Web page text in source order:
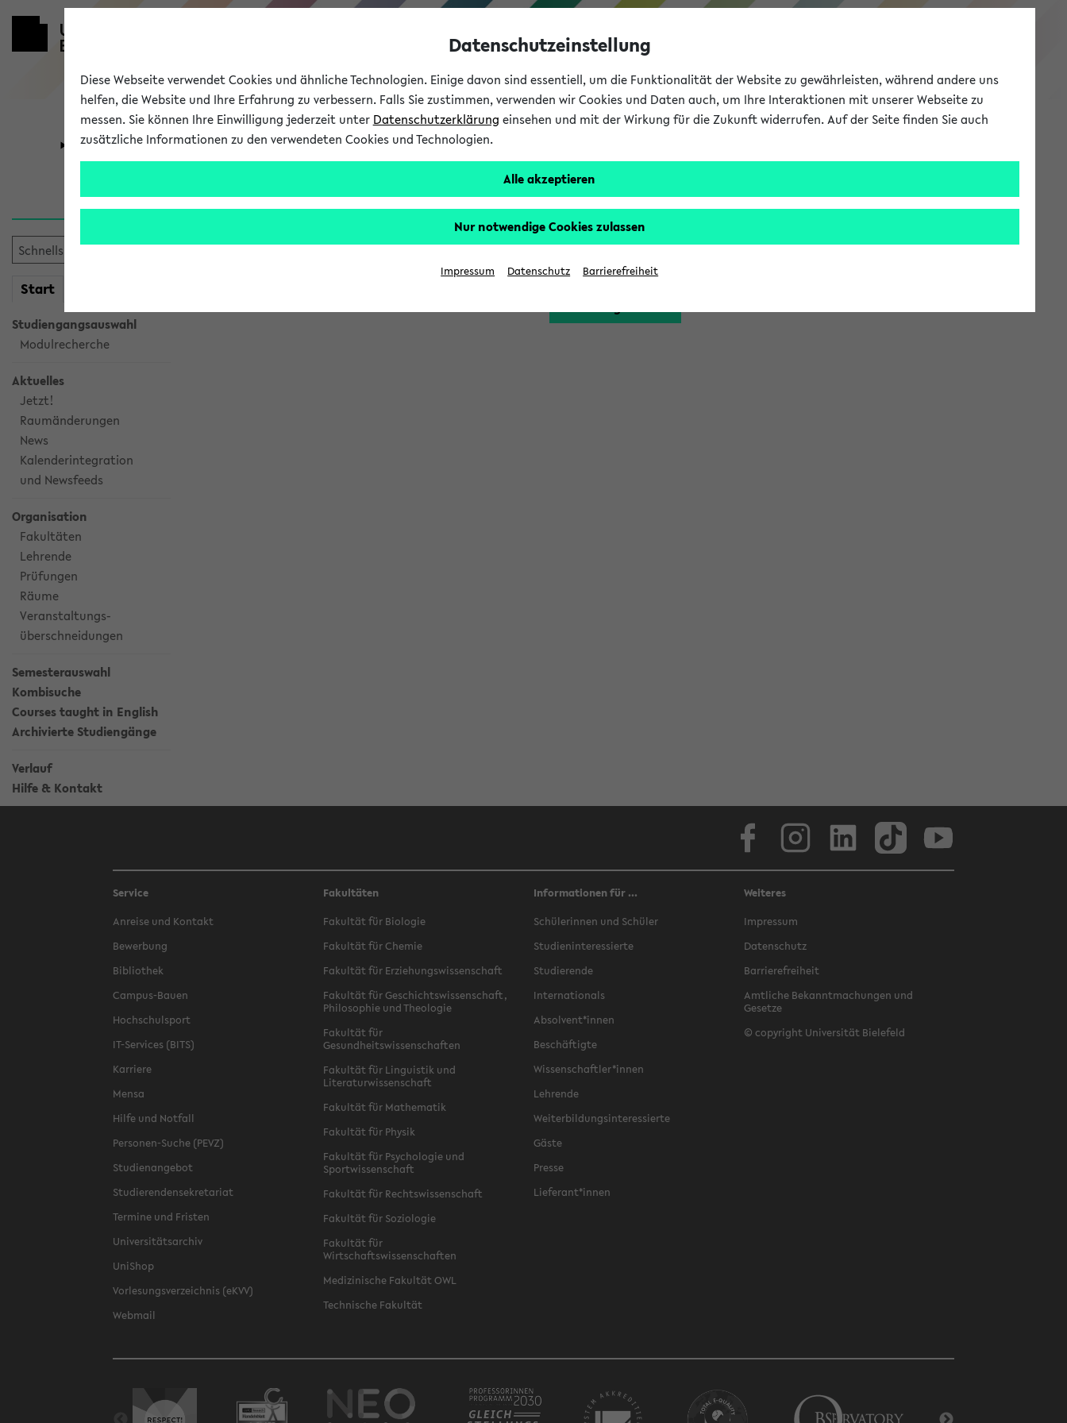
eKVV
Universität Forschung Studium
Start
Studiengangsauswahl
Modulrecherche
Aktuelles
Jetzt!
Raumänderungen
News
Kalenderintegration
und Newsfeeds
Organisation
Fakultäten
Lehrende
Prüfungen
Räume
Veranstaltungs-
überschneidungen
Semesterauswahl
Kombisuche
Courses taught in English
Archivierte Studiengänge
Verlauf
Hilfe & Kontakt
Sie möchten auf eine eKVV Funktion zugreifen, die Ihnen erst nach einer Anmeldung am System zur Verfügung steht.
Bitte melden Sie sich an:
Service
Anreise und Kontakt
Bewerbung
Bibliothek
Campus-Bauen
Hochschulsport
IT-Services (BITS)
Karriere
Mensa
Hilfe und Notfall
Personen-Suche (PEVZ)
Studienangebot
Studierendensekretariat
Termine und Fristen
Universitätsarchiv
UniShop
Vorlesungsverzeichnis (eKVV)
Webmail
Fakultäten
Fakultät für Biologie
Fakultät für Chemie
Fakultät für Erziehungswissenschaft
Fakultät für Geschichtswissenschaft,
Philosophie und Theologie
Fakultät für
Gesundheitswissenschaften
Fakultät für Linguistik und
Literaturwissenschaft
Fakultät für Mathematik
Fakultät für Physik
Fakultät für Psychologie und
Sportwissenschaft
Fakultät für Rechtswissenschaft
Fakultät für Soziologie
Fakultät für
Wirtschaftswissenschaften
Medizinische Fakultät OWL
Technische Fakultät
Informationen für ...
Schülerinnen und Schüler
Studieninteressierte
Studierende
Internationals
Absolvent*innen
Beschäftigte
Wissenschaftler*innen
Lehrende
Weiterbildungsinteressierte
Gäste
Presse
Lieferant*innen
Weiteres
Impressum
Datenschutz
Barrierefreiheit
Amtliche Bekanntmachungen und
Gesetze
© copyright Universität Bielefeld
Datenschutzeinstellung
Diese Webseite verwendet Cookies und ähnliche Technologien. Einige davon sind essentiell, um die Funktionalität der Website zu gewährleisten, während andere uns
helfen, die Website und Ihre Erfahrung zu verbessern. Falls Sie zustimmen, verwenden wir Cookies und Daten auch, um Ihre Interaktionen mit unserer Webseite zu
messen. Sie können Ihre Einwilligung jederzeit unter Datenschutzerklärung einsehen und mit der Wirkung für die Zukunft widerrufen. Auf der Seite finden Sie auch
zusätzliche Informationen zu den verwendeten Cookies und Technologien.
Alle akzeptieren
Nur notwendige Cookies zulassen
Impressum Datenschutz Barrierefreiheit